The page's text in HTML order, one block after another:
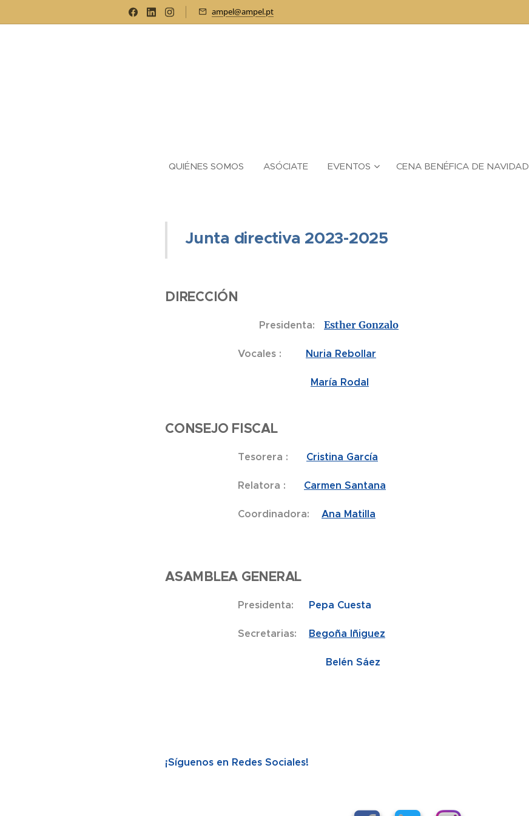
ampel@ampel.pt
QUIÉNES SOMOS ASÓCIATE EVENTOS CENA BENÉFICA DE NAVIDAD
Junta directiva 2023-2025
DIRECCIÓN
Presidenta: Esther Gonzalo
Vocales : Nuria Rebollar
María Rodal
CONSEJO FISCAL
Tesorera : Cristina García
Relatora : Carmen Santana
Coordinadora: Ana Matilla
ASAMBLEA GENERAL
Presidenta: Pepa Cuesta
Secretarias: Begoña Iñiguez
Belén Sáez
¡Síguenos en Redes Sociales!